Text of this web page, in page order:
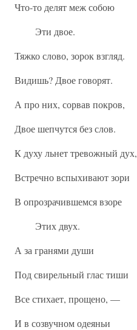
Что-то делят меж собою
Эти двое.
Тяжко слово, зорок взгляд.
Видишь? Двое говорят.
А про них, сорвав покров,
Двое шепчутся без слов.
К духу льнет тревожный дух,
Встречно вспыхивают зори
В опрозрачившемся взоре
Этих двух.
А за гранями души
Под свирельный глас тиши
Все стихает, прощено, —
И в созвучном одеяньи